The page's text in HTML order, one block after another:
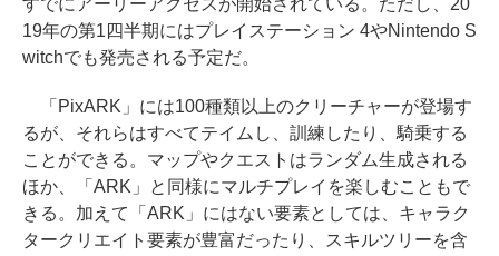
すでにアーリーアクセスが開始されている。ただし、20
19年の第1四半期にはプレイステーション 4やNintendo S
witchでも発売される予定だ。
「PixARK」には100種類以上のクリーチャーが登場す
るが、それらはすべてテイムし、訓練したり、騎乗する
ことができる。マップやクエストはランダム生成される
ほか、「ARK」と同様にマルチプレイを楽しむこともで
きる。加えて「ARK」にはない要素としては、キャラク
タークリエイト要素が豊富だったり、スキルツリーを含